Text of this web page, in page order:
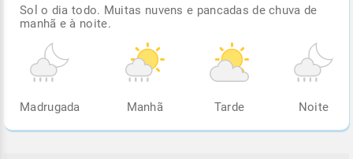
Sol o dia todo. Muitas nuvens e pancadas de chuva de
manhã e à noite.
Madrugada Manhã Tarde Noite